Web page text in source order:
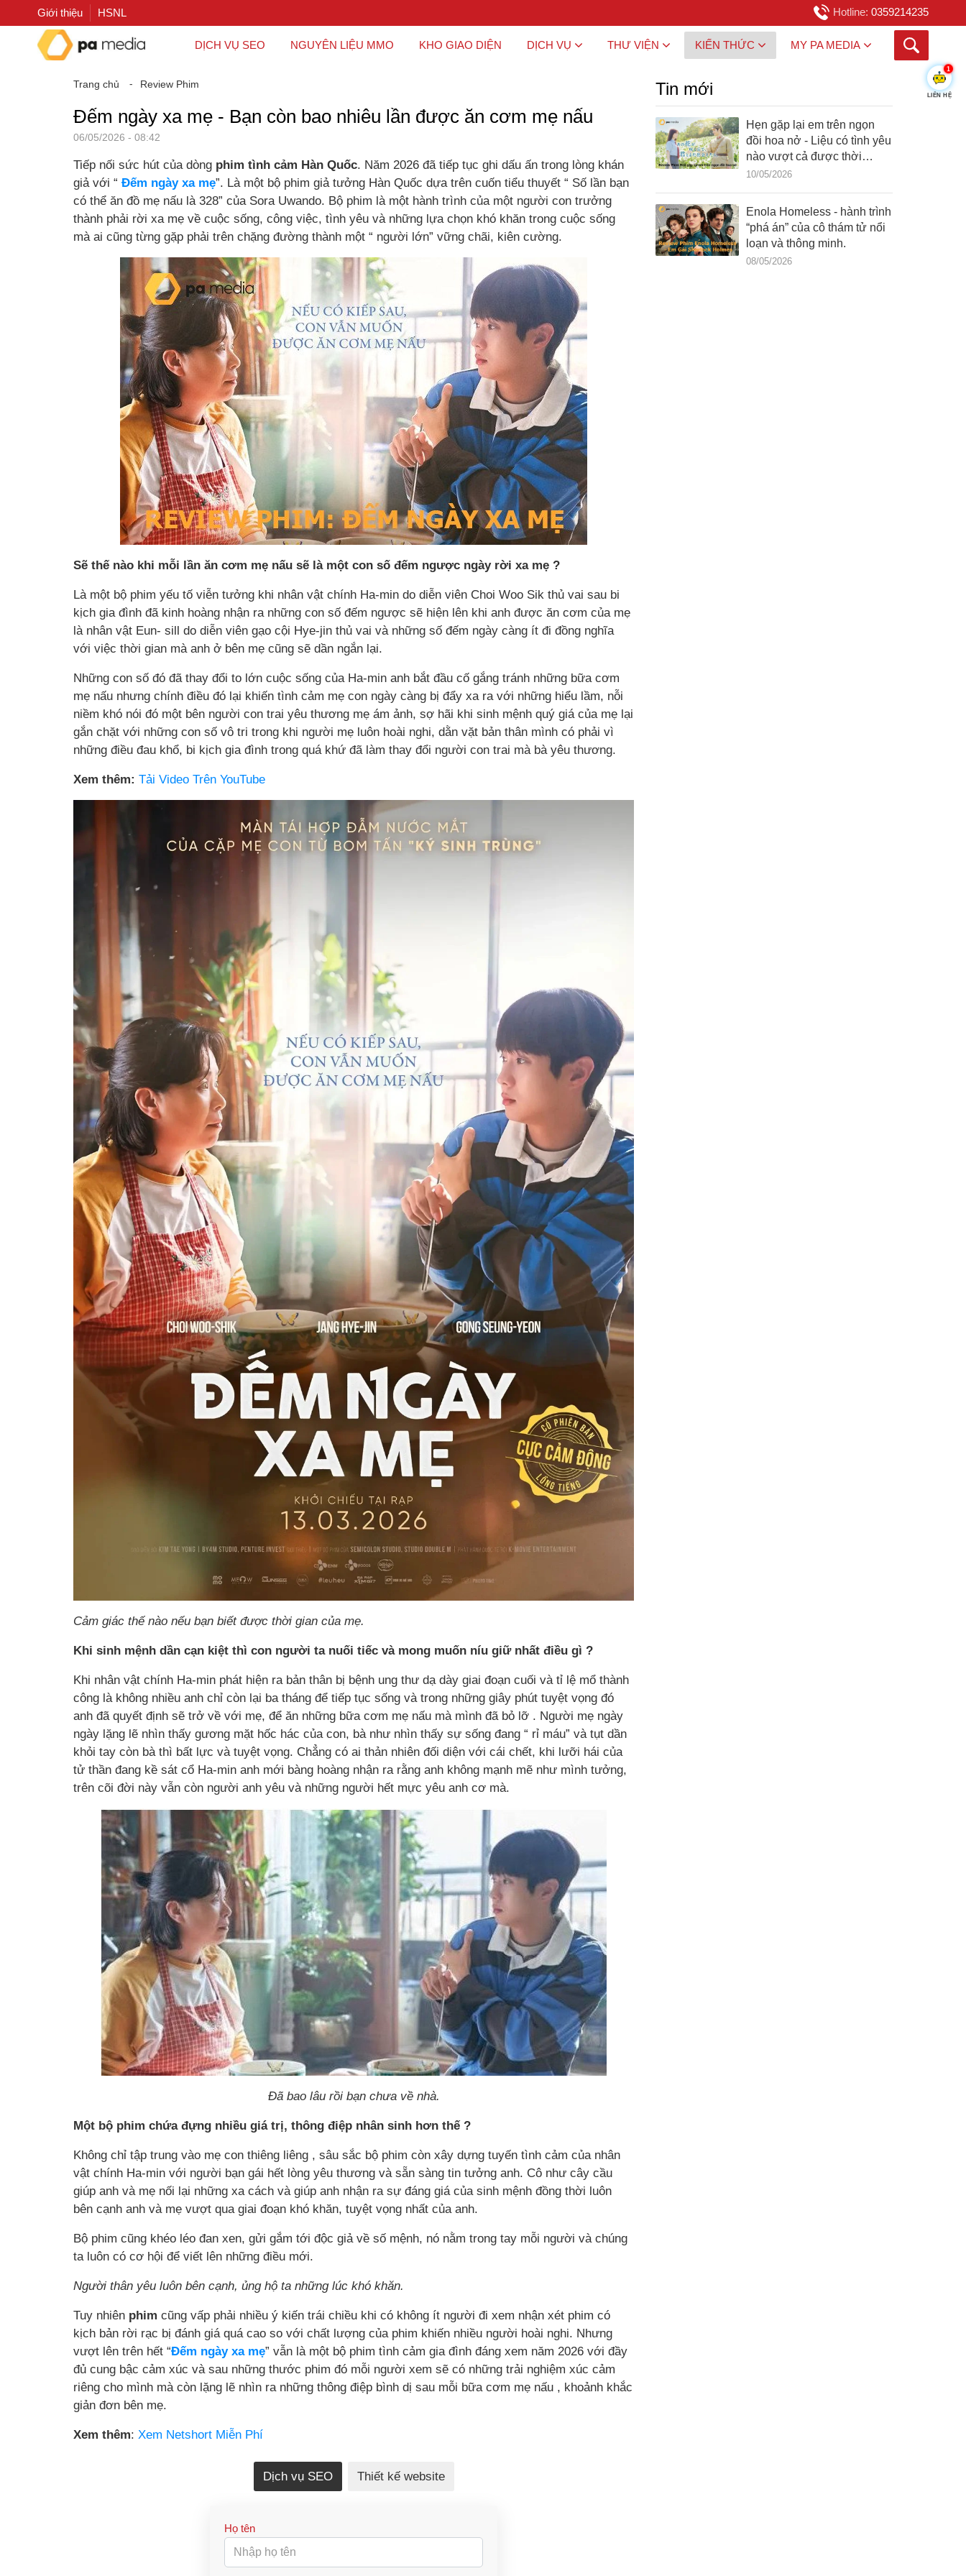
Giới thiệu HSNL Hotline: 0359214235
DỊCH VỤ SEO NGUYÊN LIỆU MMO KHO GIAO DIỆN DỊCH VỤ THƯ VIỆN KIẾN THỨC MY PA MEDIA
Trang chủ ⁃ Review Phim
Đếm ngày xa mẹ - Bạn còn bao nhiêu lần được ăn cơm mẹ nấu
06/05/2026 - 08:42
Tiếp nối sức hút của dòng phim tình cảm Hàn Quốc. Năm 2026 đã tiếp tục ghi dấu ấn trong lòng khán
giả với “ Đếm ngày xa mẹ”. Là một bộ phim giả tưởng Hàn Quốc dựa trên cuốn tiểu thuyết “ Số lần bạn
có thể ăn đồ mẹ nấu là 328” của Sora Uwando. Bộ phim là một hành trình của một người con trưởng
thành phải rời xa mẹ về cuộc sống, công việc, tình yêu và những lựa chọn khó khăn trong cuộc sống
mà ai cũng từng gặp phải trên chặng đường thành một “ người lớn” vững chãi, kiên cường.
Sẽ thế nào khi mỗi lần ăn cơm mẹ nấu sẽ là một con số đếm ngược ngày rời xa mẹ ?
Là một bộ phim yếu tố viễn tưởng khi nhân vật chính Ha-min do diễn viên Choi Woo Sik thủ vai sau bi
kịch gia đình đã kinh hoàng nhận ra những con số đếm ngược sẽ hiện lên khi anh được ăn cơm của mẹ
là nhân vật Eun- sill do diễn viên gạo cội Hye-jin thủ vai và những số đếm ngày càng ít đi đồng nghĩa
với việc thời gian mà anh ở bên mẹ cũng sẽ dần ngắn lại.
Những con số đó đã thay đổi to lớn cuộc sống của Ha-min anh bắt đầu cố gắng tránh những bữa cơm
mẹ nấu nhưng chính điều đó lại khiến tình cảm mẹ con ngày càng bị đẩy xa ra với những hiểu lầm, nỗi
niềm khó nói đó một bên người con trai yêu thương mẹ ám ảnh, sợ hãi khi sinh mệnh quý giá của mẹ lại
gắn chặt với những con số vô tri trong khi người mẹ luôn hoài nghi, dằn vặt bản thân mình có phải vì
những điều đau khổ, bi kịch gia đình trong quá khứ đã làm thay đổi người con trai mà bà yêu thương.
Xem thêm: Tải Video Trên YouTube
Cảm giác thế nào nếu bạn biết được thời gian của mẹ.
Khi sinh mệnh dần cạn kiệt thì con người ta nuối tiếc và mong muốn níu giữ nhất điều gì ?
Khi nhân vật chính Ha-min phát hiện ra bản thân bị bệnh ung thư dạ dày giai đoạn cuối và tỉ lệ mổ thành
công là không nhiều anh chỉ còn lại ba tháng để tiếp tục sống và trong những giây phút tuyệt vọng đó
anh đã quyết định sẽ trở về với mẹ, để ăn những bữa cơm mẹ nấu mà mình đã bỏ lỡ . Người mẹ ngày
ngày lặng lẽ nhìn thấy gương mặt hốc hác của con, bà như nhìn thấy sự sống đang “ rỉ máu” và tụt dần
khỏi tay còn bà thì bất lực và tuyệt vọng. Chẳng có ai thản nhiên đối diện với cái chết, khi lưỡi hái của
tử thần đang kề sát cổ Ha-min anh mới bàng hoàng nhận ra rằng anh không mạnh mẽ như mình tưởng,
trên cõi đời này vẫn còn người anh yêu và những người hết mực yêu anh cơ mà.
Đã bao lâu rồi bạn chưa về nhà.
Một bộ phim chứa đựng nhiều giá trị, thông điệp nhân sinh hơn thế ?
Không chỉ tập trung vào mẹ con thiêng liêng , sâu sắc bộ phim còn xây dựng tuyến tình cảm của nhân
vật chính Ha-min với người bạn gái hết lòng yêu thương và sẵn sàng tin tưởng anh. Cô như cây cầu
giúp anh và mẹ nối lại những xa cách và giúp anh nhận ra sự đáng giá của sinh mệnh đồng thời luôn
bên cạnh anh và mẹ vượt qua giai đoạn khó khăn, tuyệt vọng nhất của anh.
Bộ phim cũng khéo léo đan xen, gửi gắm tới độc giả về số mệnh, nó nằm trong tay mỗi người và chúng
ta luôn có cơ hội để viết lên những điều mới.
Người thân yêu luôn bên cạnh, ủng hộ ta những lúc khó khăn.
Tuy nhiên phim cũng vấp phải nhiều ý kiến trái chiều khi có không ít người đi xem nhận xét phim có
kịch bản rời rạc bị đánh giá quá cao so với chất lượng của phim khiến nhiều người hoài nghi. Nhưng
vượt lên trên hết “Đếm ngày xa mẹ” vẫn là một bộ phim tình cảm gia đình đáng xem năm 2026 với đầy
đủ cung bậc cảm xúc và sau những thước phim đó mỗi người xem sẽ có những trải nghiệm xúc cảm
riêng cho mình mà còn lặng lẽ nhìn ra những thông điệp bình dị sau mỗi bữa cơm mẹ nấu , khoảnh khắc
giản đơn bên mẹ.
Xem thêm: Xem Netshort Miễn Phí
Dịch vụ SEO Thiết kế website
Họ tên
Tin mới
Hẹn gặp lại em trên ngọn
đồi hoa nở - Liệu có tình yêu
nào vượt cả được thời
gian?
10/05/2026
Enola Homeless - hành trình
“phá án” của cô thám tử nổi
loạn và thông minh.
08/05/2026
1
LIÊN HỆ